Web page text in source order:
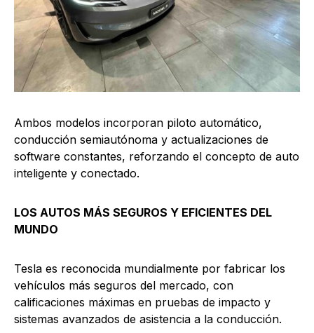
Ambos modelos incorporan piloto automático,
conducción semiautónoma y actualizaciones de
software constantes, reforzando el concepto de auto
inteligente y conectado.
LOS AUTOS MÁS SEGUROS Y EFICIENTES DEL
MUNDO
Tesla es reconocida mundialmente por fabricar los
vehículos más seguros del mercado, con
calificaciones máximas en pruebas de impacto y
sistemas avanzados de asistencia a la conducción.